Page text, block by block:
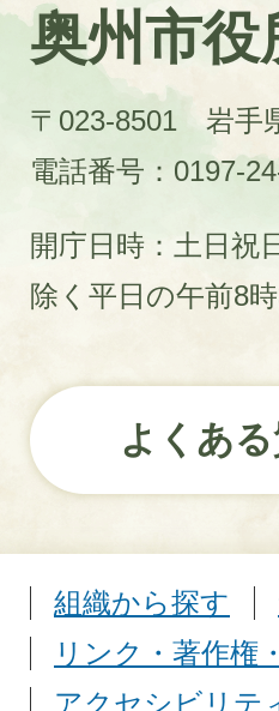
奥州市役
〒023-8501 岩手
電話番号：0197-
開庁日時：土日祝
除く平日の午前8
よくある
組織から探す
リンク・著作権
アクセシビリテ